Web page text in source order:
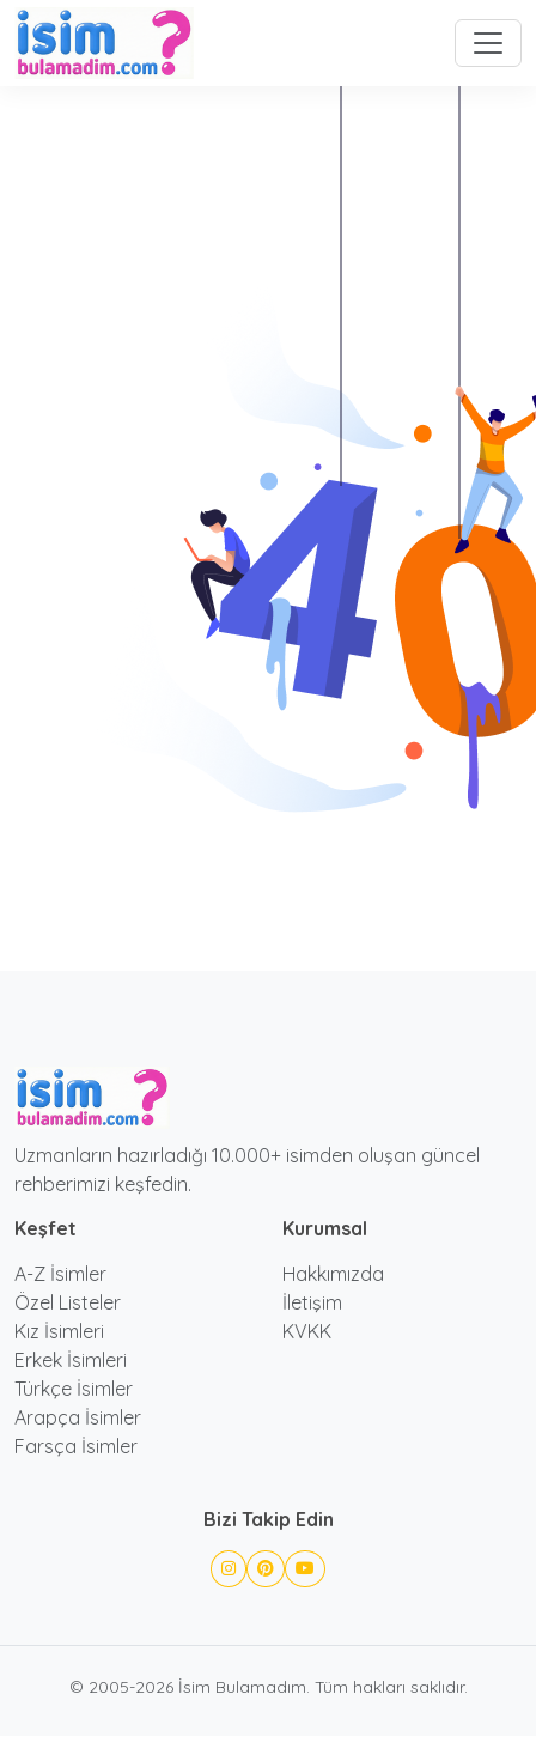
Uzmanların hazırladığı 10.000+ isimden oluşan güncel
rehberimizi keşfedin.
Keşfet
A-Z İsimler
Özel Listeler
Kız İsimleri
Erkek İsimleri
Türkçe İsimler
Arapça İsimler
Farsça İsimler
Kurumsal
Hakkımızda
İletişim
KVKK
Bizi Takip Edin
© 2005-2026 İsim Bulamadım. Tüm hakları saklıdır.